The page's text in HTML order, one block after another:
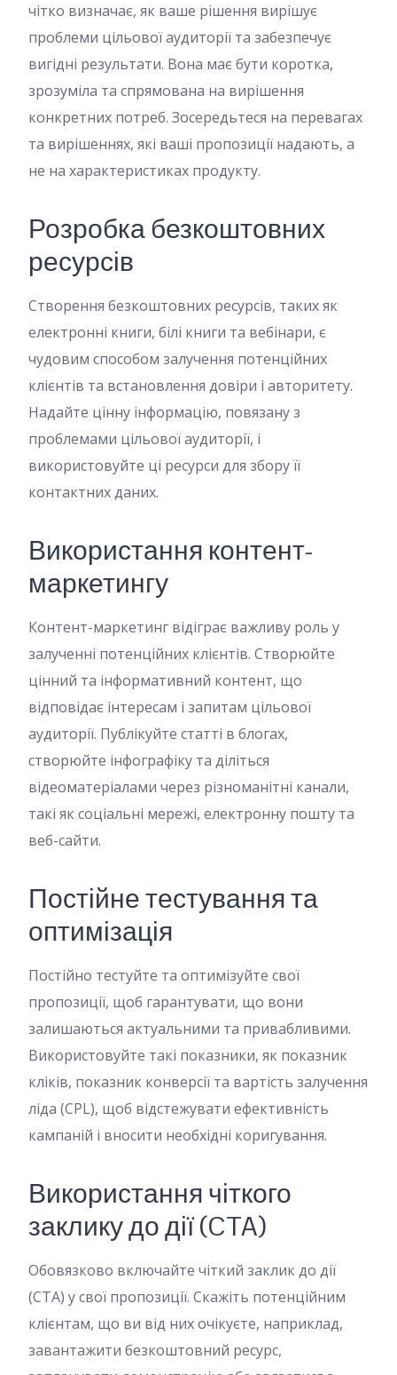
чітко визначає, як ваше рішення вирішує
проблеми цільової аудиторії та забезпечує
вигідні результати. Вона має бути коротка,
зрозуміла та спрямована на вирішення
конкретних потреб. Зосередьтеся на перевагах
та вирішеннях, які ваші пропозиції надають, а
не на характеристиках продукту.
Розробка безкоштовних
ресурсів
Створення безкоштовних ресурсів, таких як
електронні книги, білі книги та вебінари, є
чудовим способом залучення потенційних
клієнтів та встановлення довіри і авторитету.
Надайте цінну інформацію, повязану з
проблемами цільової аудиторії, і
використовуйте ці ресурси для збору її
контактних даних.
Використання контент-
маркетингу
Контент-маркетинг відіграє важливу роль у
залученні потенційних клієнтів. Створюйте
цінний та інформативний контент, що
відповідає інтересам і запитам цільової
аудиторії. Публікуйте статті в блогах,
створюйте інфографіку та діліться
відеоматеріалами через різноманітні канали,
такі як соціальні мережі, електронну пошту та
веб-сайти.
Постійне тестування та
оптимізація
Постійно тестуйте та оптимізуйте свої
пропозиції, щоб гарантувати, що вони
залишаються актуальними та привабливими.
Використовуйте такі показники, як показник
кліків, показник конверсії та вартість залучення
ліда (CPL), щоб відстежувати ефективність
кампаній і вносити необхідні коригування.
Використання чіткого
заклику до дії (CTA)
Обовязково включайте чіткий заклик до дії
(CTA) у свої пропозиції. Скажіть потенційним
клієнтам, що ви від них очікуєте, наприклад,
завантажити безкоштовний ресурс,